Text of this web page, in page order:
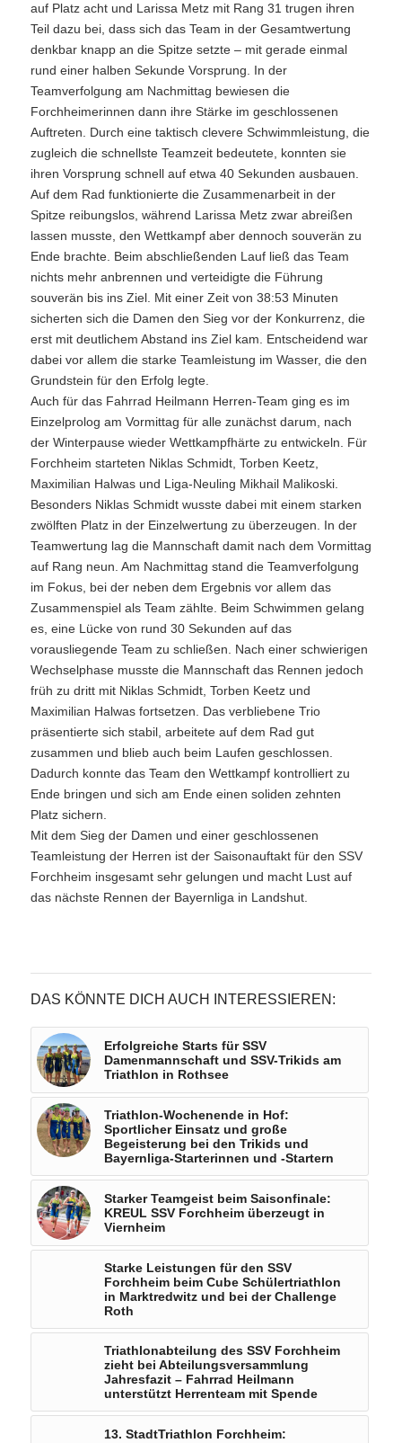
auf Platz acht und Larissa Metz mit Rang 31 trugen ihren
Teil dazu bei, dass sich das Team in der Gesamtwertung
denkbar knapp an die Spitze setzte – mit gerade einmal
rund einer halben Sekunde Vorsprung. In der
Teamverfolgung am Nachmittag bewiesen die
Forchheimerinnen dann ihre Stärke im geschlossenen
Auftreten. Durch eine taktisch clevere Schwimmleistung, die
zugleich die schnellste Teamzeit bedeutete, konnten sie
ihren Vorsprung schnell auf etwa 40 Sekunden ausbauen.
Auf dem Rad funktionierte die Zusammenarbeit in der
Spitze reibungslos, während Larissa Metz zwar abreißen
lassen musste, den Wettkampf aber dennoch souverän zu
Ende brachte. Beim abschließenden Lauf ließ das Team
nichts mehr anbrennen und verteidigte die Führung
souverän bis ins Ziel. Mit einer Zeit von 38:53 Minuten
sicherten sich die Damen den Sieg vor der Konkurrenz, die
erst mit deutlichem Abstand ins Ziel kam. Entscheidend war
dabei vor allem die starke Teamleistung im Wasser, die den
Grundstein für den Erfolg legte.
Auch für das Fahrrad Heilmann Herren-Team ging es im
Einzelprolog am Vormittag für alle zunächst darum, nach
der Winterpause wieder Wettkampfhärte zu entwickeln. Für
Forchheim starteten Niklas Schmidt, Torben Keetz,
Maximilian Halwas und Liga-Neuling Mikhail Malikoski.
Besonders Niklas Schmidt wusste dabei mit einem starken
zwölften Platz in der Einzelwertung zu überzeugen. In der
Teamwertung lag die Mannschaft damit nach dem Vormittag
auf Rang neun. Am Nachmittag stand die Teamverfolgung
im Fokus, bei der neben dem Ergebnis vor allem das
Zusammenspiel als Team zählte. Beim Schwimmen gelang
es, eine Lücke von rund 30 Sekunden auf das
vorausliegende Team zu schließen. Nach einer schwierigen
Wechselphase musste die Mannschaft das Rennen jedoch
früh zu dritt mit Niklas Schmidt, Torben Keetz und
Maximilian Halwas fortsetzen. Das verbliebene Trio
präsentierte sich stabil, arbeitete auf dem Rad gut
zusammen und blieb auch beim Laufen geschlossen.
Dadurch konnte das Team den Wettkampf kontrolliert zu
Ende bringen und sich am Ende einen soliden zehnten
Platz sichern.
Mit dem Sieg der Damen und einer geschlossenen
Teamleistung der Herren ist der Saisonauftakt für den SSV
Forchheim insgesamt sehr gelungen und macht Lust auf
das nächste Rennen der Bayernliga in Landshut.
DAS KÖNNTE DICH AUCH INTERESSIEREN:
Erfolgreiche Starts für SSV
Damenmannschaft und SSV-Trikids am
Triathlon in Rothsee
Triathlon-Wochenende in Hof:
Sportlicher Einsatz und große
Begeisterung bei den Trikids und
Bayernliga-Starterinnen und -Startern
Starker Teamgeist beim Saisonfinale:
KREUL SSV Forchheim überzeugt in
Viernheim
Starke Leistungen für den SSV
Forchheim beim Cube Schülertriathlon
in Marktredwitz und bei der Challenge
Roth
Triathlonabteilung des SSV Forchheim
zieht bei Abteilungsversammlung
Jahresfazit – Fahrrad Heilmann
unterstützt Herrenteam mit Spende
13. StadtTriathlon Forchheim: